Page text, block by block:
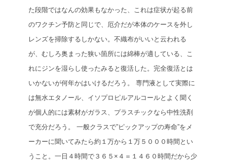
た段階ではなんの効果もなかった、これは症状が起る前
のワクチン予防と同じで、厄介だが本体のケースを外し
レンズを掃除するしかない。不織布がいいと云われる
が、むしろ奥まった狭い箇所には綿棒が適している、こ
れにジンを湿らし使ったみると復活した。完全復活とは
いかないが何年かはいけるだろう。
専門液として実際に
は無水エタノール、イソプロピルアルコールとよく聞く
が個人的には素材がガラス、プラスチックなら中性洗剤
で充分だろう。
一般クラスで”ピックアップの寿命”をメ
ーカーに聞いてみたら約１万から１万５０００時間とい
うこと。一日４時間で３６５×４＝１４６０時間だから少